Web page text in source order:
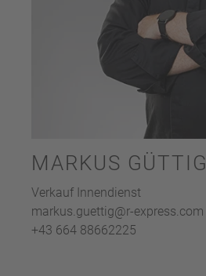
MARKUS GÜTTIG
Verkauf Innendienst
markus.guettig@r-express.com
+43 664 88662225